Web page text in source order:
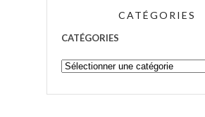
CATÉGORIES
CATÉGORIES